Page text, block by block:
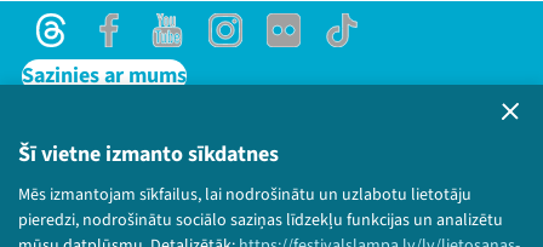
Šī vietne izmanto sīkdatnes
Mēs izmantojam sīkfailus, lai nodrošinātu un uzlabotu lietotāju
pieredzi, nodrošinātu sociālo saziņas līdzekļu funkcijas un analizētu
ThreadsFacebookYoutubeInstagram
Flick TikTok
Sazinies ar mums
Lietošanas noteikumi un sīkdatņu politika
Bērnu aizsardzības politika
© 2026 Sarunu festivāls LAMPA Visas tiesības